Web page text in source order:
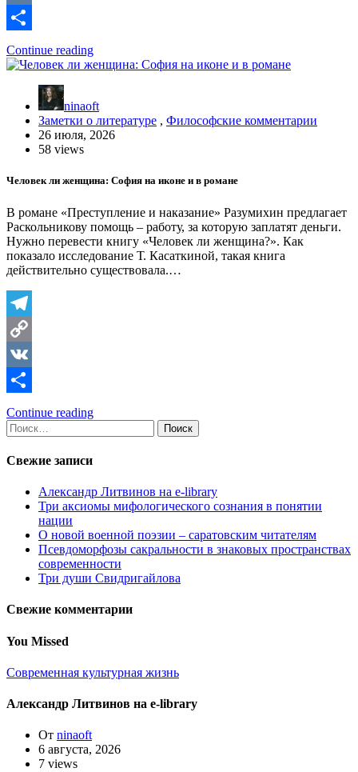
Link
VK
Отправить
Continue reading
ninaoft
Заметки о литературе , Философские комментарии
26 июля, 2026
58 views
Человек ли женщина: София на иконе и в романе
В романе «Преступление и наказание» Разумихин предлагает
Раскольникову помощь – работу, за которую заплатят деньги.
Нужно перевести книгу «Человек ли женщина?». Как
показало исследование Т. Касаткиной, такая книга
действительно существовала.…
Telegram
Copy
Link
VK
Отправить
Continue reading
Найти:
Свежие записи
Александр Литвинов на e-library
Три аксиомы мифологического сознания в понятии
нации
О новой военной поэзии – саратовским читателям
Псевдоморфозы сакральности в знаковых пространствах
современности
Три души Свидригайлова
Свежие комментарии
You Missed
Современная культурная жизнь
Александр Литвинов на e-library
От ninaoft
6 августа, 2026
7 views